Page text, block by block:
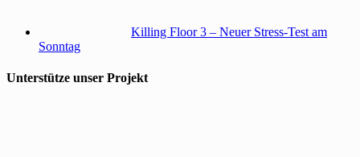
Killing Floor 3 – Neuer Stress-Test am
Sonntag
Unterstütze unser Projekt